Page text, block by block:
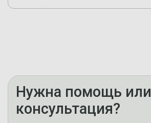
Нужна помощь или
консультация?